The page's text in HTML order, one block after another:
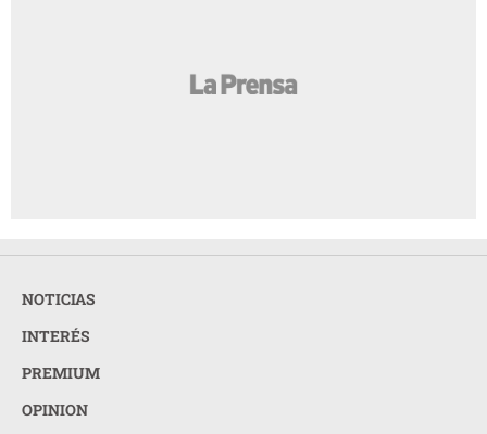
NOTICIAS
INTERÉS
PREMIUM
OPINION